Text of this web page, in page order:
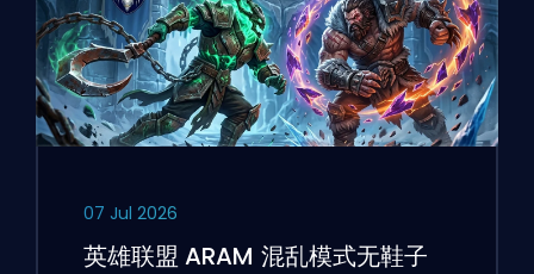
07 Jul 2026
英雄联盟 ARAM 混乱模式无鞋子